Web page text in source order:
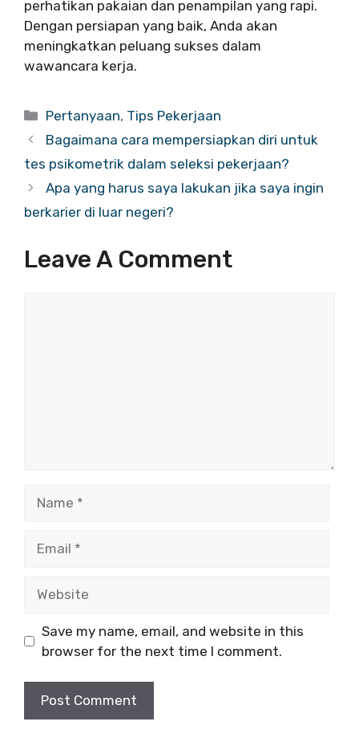
perhatikan pakaian dan penampilan yang rapi.
Dengan persiapan yang baik, Anda akan
meningkatkan peluang sukses dalam
wawancara kerja.
Categories
Pertanyaan, Tips Pekerjaan
Bagaimana cara mempersiapkan diri untuk
tes psikometrik dalam seleksi pekerjaan?
Apa yang harus saya lakukan jika saya ingin
berkarier di luar negeri?
Leave A Comment
Save my name, email, and website in this
browser for the next time I comment.